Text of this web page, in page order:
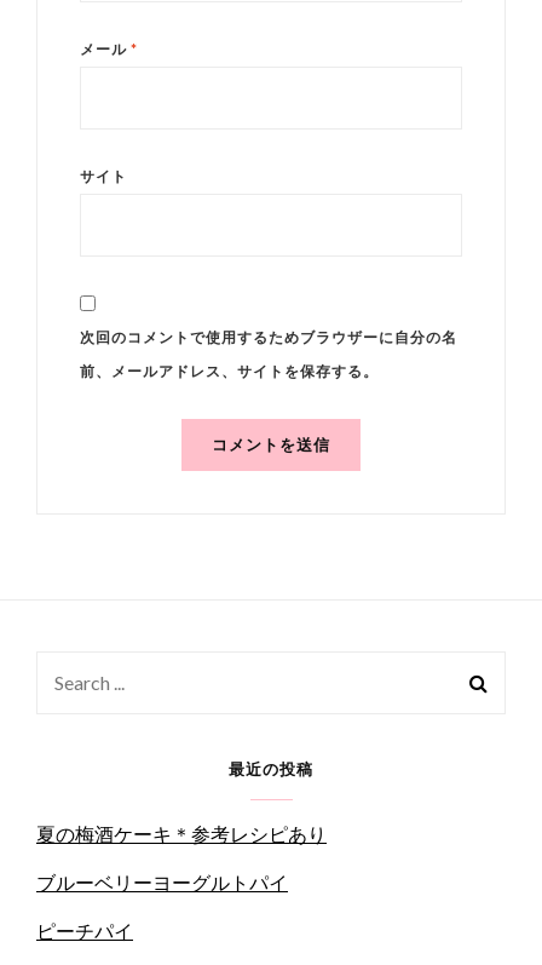
メール *
サイト
次回のコメントで使用するためブラウザーに自分の名
前、メールアドレス、サイトを保存する。
最近の投稿
夏の梅酒ケーキ＊参考レシピあり
ブルーベリーヨーグルトパイ
ピーチパイ